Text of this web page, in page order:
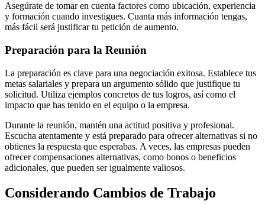
Asegúrate de tomar en cuenta factores como ubicación, experiencia
y formación cuando investigues. Cuanta más información tengas,
más fácil será justificar tu petición de aumento.
Preparación para la Reunión
La preparación es clave para una negociación exitosa. Establece tus
metas salariales y prepara un argumento sólido que justifique tu
solicitud. Utiliza ejemplos concretos de tus logros, así como el
impacto que has tenido en el equipo o la empresa.
Durante la reunión, mantén una actitud positiva y profesional.
Escucha atentamente y está preparado para ofrecer alternativas si no
obtienes la respuesta que esperabas. A veces, las empresas pueden
ofrecer compensaciones alternativas, como bonos o beneficios
adicionales, que pueden ser igualmente valiosos.
Considerando Cambios de Trabajo